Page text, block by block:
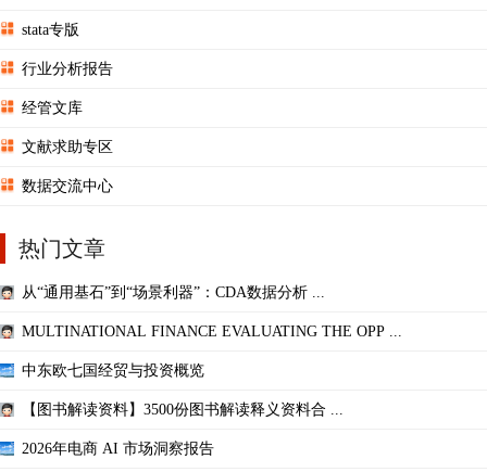
stata专版
行业分析报告
经管文库
文献求助专区
数据交流中心
热门文章
从“通用基石”到“场景利器”：CDA数据分析 ...
MULTINATIONAL FINANCE EVALUATING THE OPP ...
中东欧七国经贸与投资概览
【图书解读资料】3500份图书解读释义资料合 ...
2026年电商 AI 市场洞察报告